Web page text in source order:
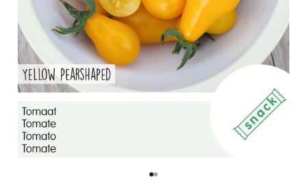
Naar artikel 1
Naar artikel 2